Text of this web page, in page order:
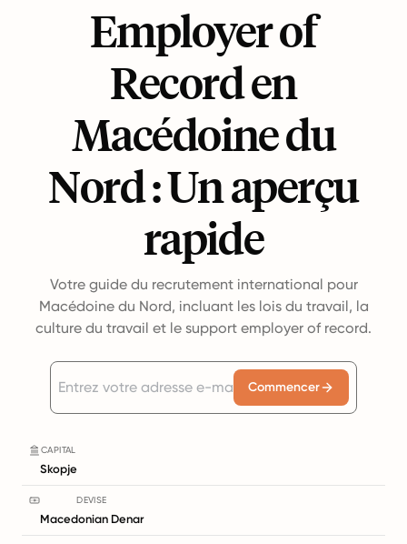
Employer of
Record en
Macédoine du
Nord : Un aperçu
rapide
Votre guide du recrutement international pour
Macédoine du Nord, incluant les lois du travail, la
culture du travail et le support employer of record.
Commencer
CAPITAL
Skopje
DEVISE
Macedonian Denar